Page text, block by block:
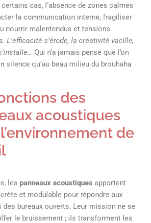
cas, l’absence de zones calmes
la communication interne, fragiliser
nourrir malentendus et tensions
L’efficacité s’érode, la créativité vacille,
Qui n’a jamais pensé que l’on
silence qu’au beau milieu du brouhaha
des
acoustiques
de
les panneaux acoustiques apportent
et modulable pour répondre aux
bureaux ouverts. Leur mission ne se
le bruissement ; ils transforment les